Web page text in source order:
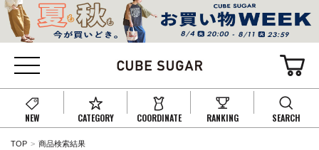
NEW CATEGORY COORDINATE RANKING SEARCH
TOP 商品検索結果